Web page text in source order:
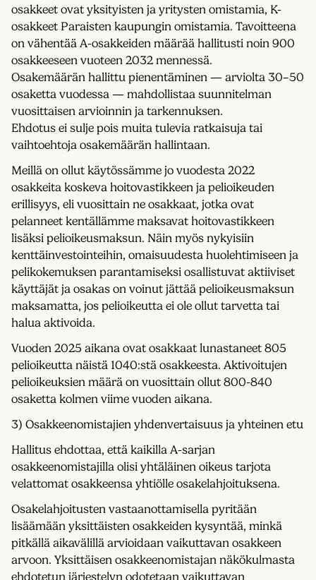
osakkeet ovat yksityisten ja yritysten omistamia, K-
osakkeet Paraisten kaupungin omistamia. Tavoitteena
on vähentää A-osakkeiden määrää hallitusti noin 900
osakkeeseen vuoteen 2032 mennessä.
Osakemäärän hallittu pienentäminen — arviolta 30–50
osaketta vuodessa — mahdollistaa suunnitelman
vuosittaisen arvioinnin ja tarkennuksen.
Ehdotus ei sulje pois muita tulevia ratkaisuja tai
vaihtoehtoja osakemäärän hallintaan.
Meillä on ollut käytössämme jo vuodesta 2022
osakkeita koskeva hoitovastikkeen ja pelioikeuden
erillisyys, eli vuosittain ne osakkaat, jotka ovat
pelanneet kentällämme maksavat hoitovastikkeen
lisäksi pelioikeusmaksun. Näin myös nykyisiin
kenttäinvestointeihin, omaisuudesta huolehtimiseen ja
pelikokemuksen parantamiseksi osallistuvat aktiiviset
käyttäjät ja osakas on voinut jättää pelioikeusmaksun
maksamatta, jos pelioikeutta ei ole ollut tarvetta tai
halua aktivoida.
Vuoden 2025 aikana ovat osakkaat lunastaneet 805
pelioikeutta näistä 1040:stä osakkeesta. Aktivoitujen
pelioikeuksien määrä on vuosittain ollut 800-840
osaketta kolmen viime vuoden aikana.
3) Osakkeenomistajien yhdenvertaisuus ja yhteinen etu
Hallitus ehdottaa, että kaikilla A-sarjan
osakkeenomistajilla olisi yhtäläinen oikeus tarjota
velattomat osakkeensa yhtiölle osakelahjoituksena.
Osakelahjoitusten vastaanottamisella pyritään
lisäämään yksittäisten osakkeiden kysyntää, minkä
pitkällä aikavälillä arvioidaan vaikuttavan osakkeen
arvoon. Yksittäisen osakkeenomistajan näkökulmasta
ehdotetun järjestelyn odotetaan vaikuttavan